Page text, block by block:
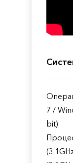
7 /
bit)